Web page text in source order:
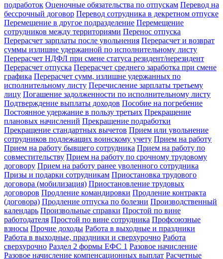
подработок Оценочные обязательства по отпускам Перевод на
бессрочный договор Перевод сотрудника в декретном отпуске
Перемещение в другое подразделение Перемещение
сотрудников между территориями Перенос отпуска
Перерасчет зарплаты после увольнения Перерасчет и возврат
суммы излишне удержанной по исполнительному листу
Перерасчет НДФЛ при смене статуса резидент/нерезидент
Перерасчет отпуска Перерасчет среднего заработка при смене
графика Перерасчет сумм, излишне удержанных по
исполнительному листу Перечисление зарплаты третьему
лицу Погашение задолженности по исполнительному листу
Подтверждение выплаты доходов Пособие на погребение
Постоянное удержание в пользу третьих Прекращение
плановых начислений Прекращение подработки
Прекращение стандартных вычетов Прием или увольнение
сотрудников подлежащих воинскому учету Прием на работу
Прием на работу бывшего сотрудника Прием на работу по
совместительству Прием на работу по срочному трудовому
договору Прием на работу ранее уволенного сотрудника
Призы и подарки сотрудникам Приостановка трудового
договора (мобилизация) Приостановление трудовых
договоров Продление командировки Продление контракта
(договора) Продление отпуска по болезни Производственный
календарь Произвольные справки Простой по вине
работодателя Простой по вине сотрудника Профсоюзные
взносы Прочие доходы Работа в выходные и праздники
Работа в выходные, праздники и сверхурочно Работа
сверхурочно Раздел 2 формы ЕФС 1 Разовое начисление
Разовое начисление компенсационных выплат Расчетные